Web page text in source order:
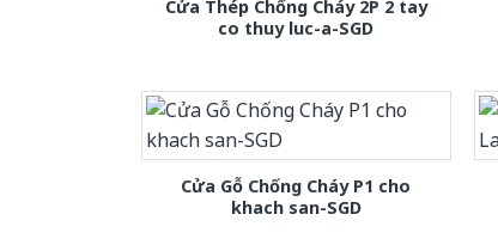
Cửa Thép Chống Cháy 2P 2 tay
co thuy luc-a-SGD
Cửa Gỗ Chống Cháy P1 cho
khach san-SGD